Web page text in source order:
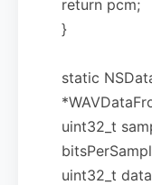
return pcm;
}
static
uint32_t
uint32_t